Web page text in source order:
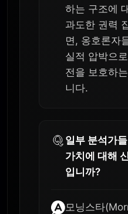
하는 구조에
과도한 권력
면, 옹호론자
실적 압박으
전을 보호하
니다.
일부 분석가
가치에 대해
입니까?
모닝스타